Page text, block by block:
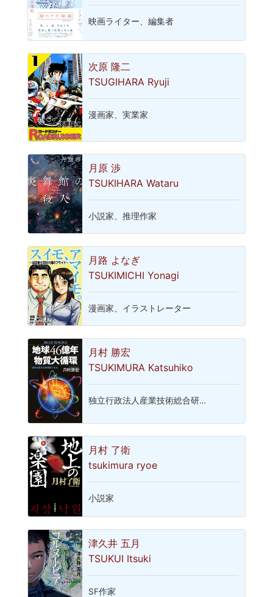
映画ライター、編集者
次原 隆二
TSUGIHARA Ryuji
漫画家、実業家
月原 渉
TSUKIHARA Wataru
小説家、推理作家
月路 よなぎ
TSUKIMICHI Yonagi
漫画家、イラストレーター
月村 勝宏
TSUKIMURA Katsuhiko
独立行政法人産業技術総合研…
月村 了衛
tsukimura ryoe
小説家
津久井 五月
TSUKUI Itsuki
SF作家